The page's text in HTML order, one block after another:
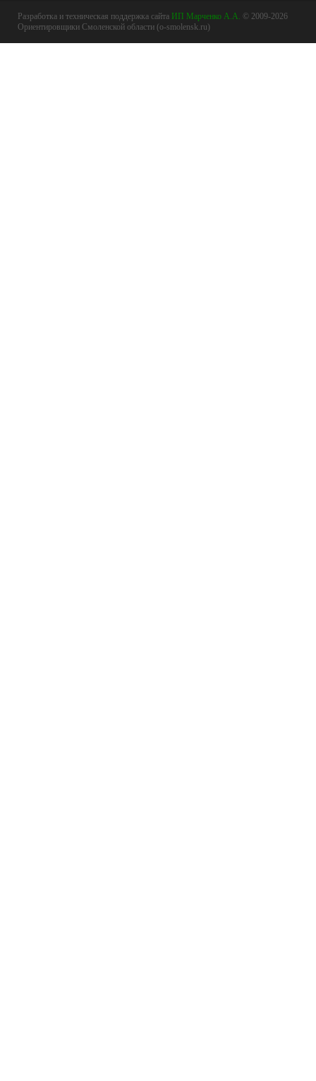
Разработка и техническая поддержка сайта ИП Марченко А.А. © 2009-2026
Ориентировщики Смоленской области (o-smolensk.ru)